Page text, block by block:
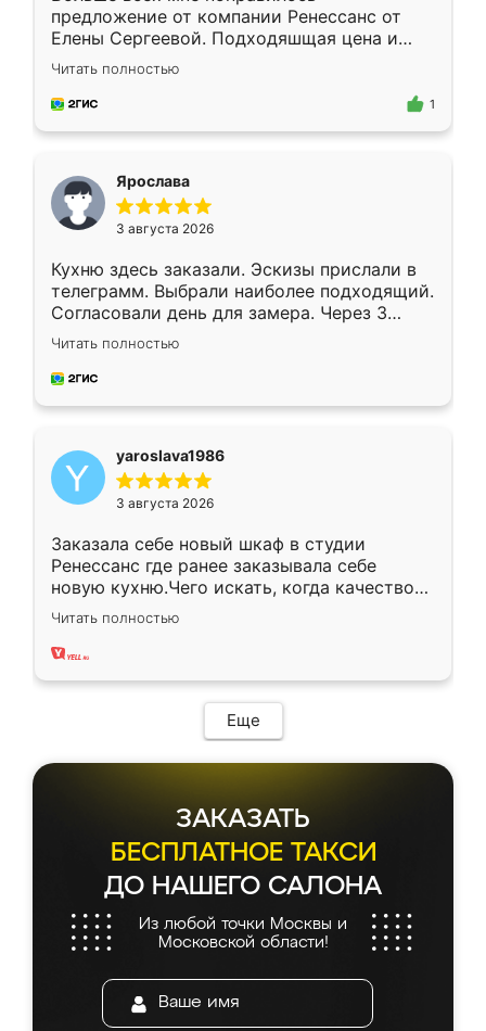
предложение от компании Ренессанс от
Елены Сергеевой. Подходяшщая цена и
короткие сроки изготовления. Приехавший
для замера сотрудник Владислав
предложил по моему эскизу самый
Читать полностью
1
Ярослава
3 августа 2026
Кухню здесь заказали. Эскизы прислали в
телеграмм. Выбрали наиболее подходящий.
Согласовали день для замера. Через 3
недели кухня была уже готова. Остались
довольны работой. Спасибо Ренессанс
мебель за качественную работу!
Читать полностью
yaroslava1986
3 августа 2026
Заказала себе новый шкаф в студии
Ренессанс где ранее заказывала себе
новую кухню.Чего искать, когда качеством
вполне довольна. Служит кухня уже почти
два года, нареканий нет.
Читать полностью
Еще
ЗАКАЗАТЬ
БЕСПЛАТНОЕ ТАКСИ
ДО НАШЕГО САЛОНА
Из любой точки Москвы и
Московской области!